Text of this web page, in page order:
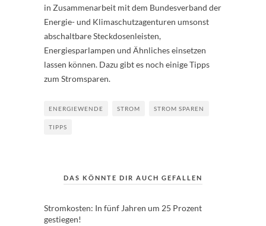
in Zusammenarbeit mit dem Bundesverband der
Energie- und Klimaschutzagenturen umsonst
abschaltbare Steckdosenleisten,
Energiesparlampen und Ähnliches einsetzen
lassen können. Dazu gibt es noch einige Tipps
zum Stromsparen.
ENERGIEWENDE STROM STROM SPAREN
TIPPS
DAS KÖNNTE DIR AUCH GEFALLEN
Stromkosten: In fünf Jahren um 25 Prozent
gestiegen!